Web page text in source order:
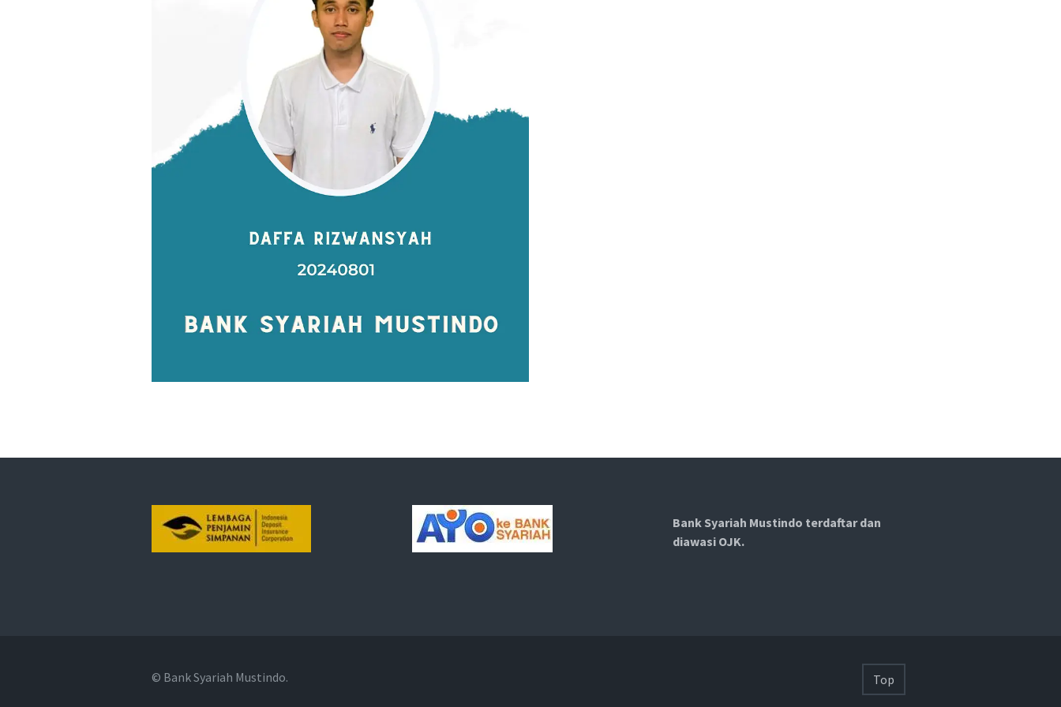
Bank Syariah Mustindo terdaftar dan
diawasi OJK.
© Bank Syariah Mustindo. Top